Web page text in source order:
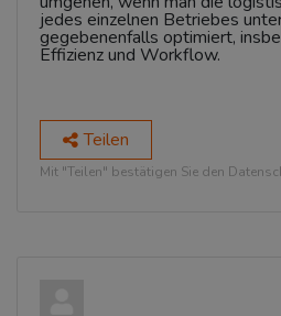
jedes einzelnen Betriebes
gegebenenfalls optimiert,
Effizienz und Workflow.
Teilen
Mit "Teilen" bestätigen Sie den